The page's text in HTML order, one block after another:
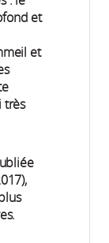
et
et
très